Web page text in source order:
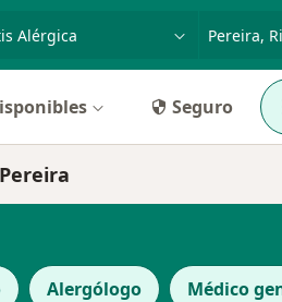
enfermedad o nombre
Seguro
Alergólogo Médico